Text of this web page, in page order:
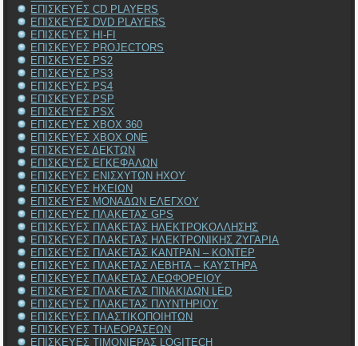
ΕΠΙΣΚΕΥΕΣ CD PLAYERS
ΕΠΙΣΚΕΥΕΣ DVD PLAYERS
ΕΠΙΣΚΕΥΕΣ HI-FI
ΕΠΙΣΚΕΥΕΣ PROJECTORS
ΕΠΙΣΚΕΥΕΣ PS2
ΕΠΙΣΚΕΥΕΣ PS3
ΕΠΙΣΚΕΥΕΣ PS4
ΕΠΙΣΚΕΥΕΣ PSP
ΕΠΙΣΚΕΥΕΣ PSX
ΕΠΙΣΚΕΥΕΣ XBOX 360
ΕΠΙΣΚΕΥΕΣ XBOX ONE
ΕΠΙΣΚΕΥΕΣ ΔΕΚΤΩΝ
ΕΠΙΣΚΕΥΕΣ ΕΓΚΕΦΑΛΩΝ
ΕΠΙΣΚΕΥΕΣ ΕΝΙΣΧΥΤΩΝ ΗΧΟΥ
ΕΠΙΣΚΕΥΕΣ ΗΧΕΙΩΝ
ΕΠΙΣΚΕΥΕΣ ΜΟΝΑΔΩΝ ΕΛΕΓΧΟΥ
ΕΠΙΣΚΕΥΕΣ ΠΛΑΚΕΤΑΣ GPS
ΕΠΙΣΚΕΥΕΣ ΠΛΑΚΕΤΑΣ ΗΛΕΚΤΡΟΚΟΛΛΗΣΗΣ
ΕΠΙΣΚΕΥΕΣ ΠΛΑΚΕΤΑΣ ΗΛΕΚΤΡΟΝΙΚΗΣ ΖΥΓΑΡΙΑ
ΕΠΙΣΚΕΥΕΣ ΠΛΑΚΕΤΑΣ ΚΑΝΤΡΑΝ – ΚΟΝΤΕΡ
ΕΠΙΣΚΕΥΕΣ ΠΛΑΚΕΤΑΣ ΛΕΒΗΤΑ – ΚΑΥΣΤΗΡΑ
ΕΠΙΣΚΕΥΕΣ ΠΛΑΚΕΤΑΣ ΛΕΩΦΟΡΕΙΟΥ
ΕΠΙΣΚΕΥΕΣ ΠΛΑΚΕΤΑΣ ΠΙΝΑΚΙΔΩΝ LED
ΕΠΙΣΚΕΥΕΣ ΠΛΑΚΕΤΑΣ ΠΛΥΝΤΗΡΙΟΥ
ΕΠΙΣΚΕΥΕΣ ΠΛΑΣΤΙΚΟΠΟΙΗΤΩΝ
ΕΠΙΣΚΕΥΕΣ ΤΗΛΕΟΡΑΣΕΩΝ
ΕΠΙΣΚΕΥΕΣ ΤΙΜΟΝΙΕΡΑΣ LOGITECH